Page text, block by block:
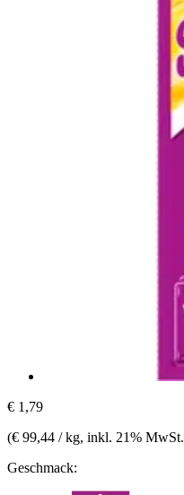
€ 1,79
(€ 99,44 / kg, inkl. 21% MwSt.
Geschmack: